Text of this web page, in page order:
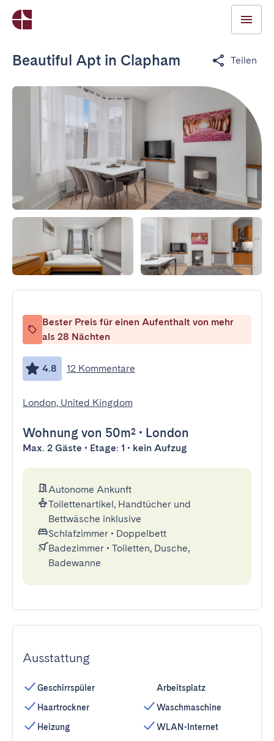
Beautiful Apt in Clapham Teilen
Bester Preis für einen Aufenthalt von mehr
als 28 Nächten
4.8 12 Kommentare
London, United Kingdom
Wohnung von 50m² • London
Max. 2 Gäste • Etage: 1 • kein Aufzug
Autonome Ankunft
Toilettenartikel, Handtücher und
Bettwäsche inklusive
Schlafzimmer • Doppelbett
Badezimmer • Toiletten, Dusche,
Badewanne
Ausstattung
Geschirrspüler
Haartrockner
Heizung
Arbeitsplatz
Waschmaschine
WLAN-Internet